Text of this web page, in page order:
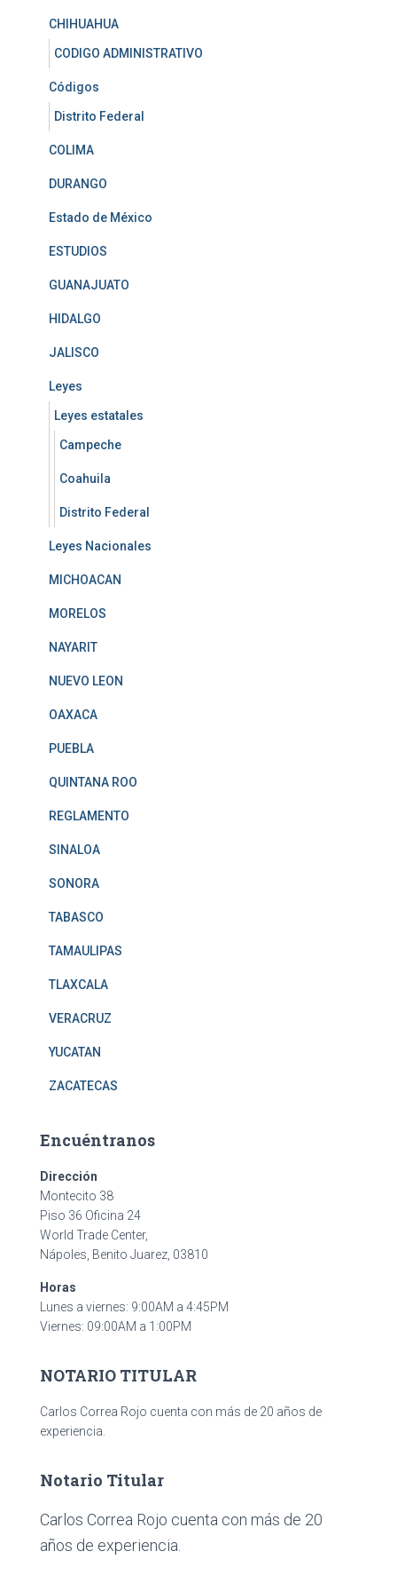
CHIHUAHUA
CODIGO ADMINISTRATIVO
Códigos
Distrito Federal
COLIMA
DURANGO
Estado de México
ESTUDIOS
GUANAJUATO
HIDALGO
JALISCO
Leyes
Leyes estatales
Campeche
Coahuila
Distrito Federal
Leyes Nacionales
MICHOACAN
MORELOS
NAYARIT
NUEVO LEON
OAXACA
PUEBLA
QUINTANA ROO
REGLAMENTO
SINALOA
SONORA
TABASCO
TAMAULIPAS
TLAXCALA
VERACRUZ
YUCATAN
ZACATECAS
Encuéntranos
Dirección
Montecito 38
Piso 36 Oficina 24
World Trade Center,
Nápoles, Benito Juarez, 03810
Horas
Lunes a viernes: 9:00AM a 4:45PM
Viernes: 09:00AM a 1:00PM
NOTARIO TITULAR
Carlos Correa Rojo cuenta con más de 20 años de
experiencia.
Notario Titular
Carlos Correa Rojo cuenta con más de 20
años de experiencia.